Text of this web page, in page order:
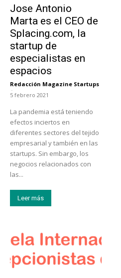
Jose Antonio
Marta es el CEO de
Splacing.com, la
startup de
especialistas en
espacios
Redacción Magazine Startups
-
5 febrero 2021
La pandemia está teniendo
efectos inciertos en
diferentes sectores del tejido
empresarial y también en las
startups. Sin embargo, los
negocios relacionados con
las...
Leer más